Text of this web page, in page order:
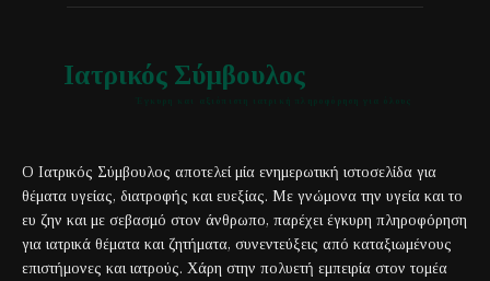
Ιατρικός Σύμβουλος
Ο Ιατρικός Σύμβουλος αποτελεί μία ενημερωτική ιστοσελίδα για
θέματα υγείας, διατροφής και ευεξίας. Με γνώμονα την υγεία και το
ευ ζην και με σεβασμό στον άνθρωπο, παρέχει έγκυρη πληροφόρηση
για ιατρικά θέματα και ζητήματα, συνεντεύξεις από καταξιωμένους
επιστήμονες και ιατρούς. Χάρη στην πολυετή εμπειρία στον τομέα